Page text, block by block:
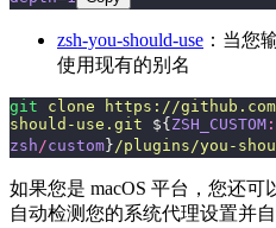
zsh-you-should-use ：当您
使用现有的别名
git clone https://
should-use.git ${ ZSH_CUSTOM
zsh /custom } /plugins/you-
如果您是 macOS 平台，您还
自动检测您的系统代理设置并